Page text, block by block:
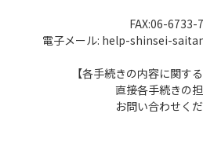
FAX:06-6733-
電子メール: help-shinsei-
【各手続きの内容に関す
直接各手続きの
お問い合わせくだ